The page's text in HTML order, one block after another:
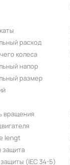
расход
колеса
напор
размер
вращения
lengt
защита
(IEC 34-5)